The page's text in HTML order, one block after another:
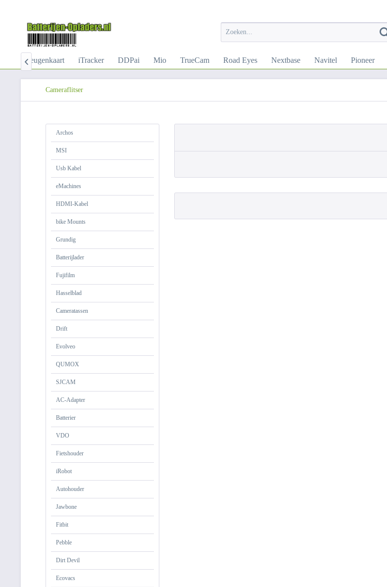
Geheugenkaart iTracker DDPai Mio TrueCam Road Eyes Nextbase Navitel Pioneer

Cameraflitser
Archos
MSI
Usb Kabel
eMachines
HDMI-Kabel
bike Mounts
Grundig
Batterijlader
Fujifilm
Hasselblad
Cameratassen
Drift
Evolveo
QUMOX
SJCAM
AC-Adapter
Batterier
VDO
Fietshouder
iRobot
Autohouder
Jawbone
Fitbit
Pebble
Dirt Devil
Ecovacs